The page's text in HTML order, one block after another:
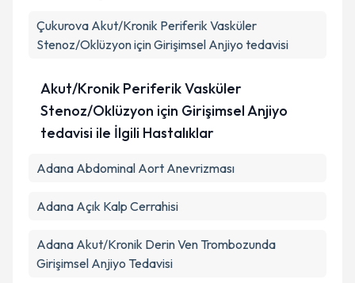
Metni'ni okudum ve kişisel verilerimin belirtilen
kapsamda işlenmesini kabul ediyorum.
Takvim Talebini Gönder
Çukurova Akut/Kronik Periferik Vasküler
Stenoz/Oklüzyon için Girişimsel Anjiyo tedavisi
Akut/Kronik Periferik Vasküler
Stenoz/Oklüzyon için Girişimsel Anjiyo
tedavisi ile İlgili Hastalıklar
Adana Abdominal Aort Anevrizması
Adana Açık Kalp Cerrahisi
Adana Akut/Kronik Derin Ven Trombozunda
Girişimsel Anjiyo Tedavisi